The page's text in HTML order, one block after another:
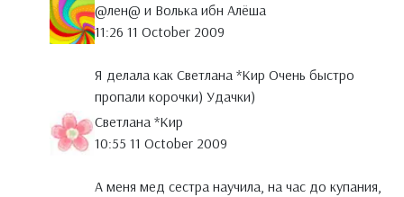
@лен@ и Волька ибн Алёша
11:26 11 October 2009
Я делала как Светлана *Кир Очень быстро
пропали корочки) Удачки)
Светлана *Кир
10:55 11 October 2009
А меня мед сестра научила, на час до купания,